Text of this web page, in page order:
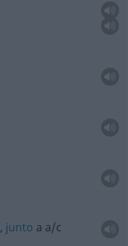
, junto a a/c